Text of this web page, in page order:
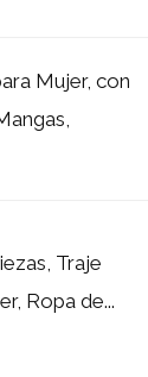
Mujer, con
Traje
Ropa de...